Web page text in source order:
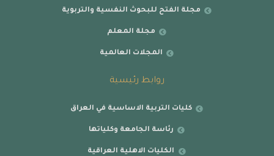
مجلة الفتح للبحوث النفسية والتربوية
مجلة المعلم
المجلات العالمية
روابط رئيسية
كليات التربية الاساسية في العراق
رئاسة الجامعة وكلياتها
الكليات الاهلية العراقية